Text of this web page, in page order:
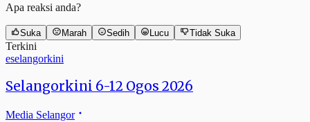
Apa reaksi anda?
Suka Marah Sedih Lucu Tidak Suka
Terkini
eselangorkini
Selangorkini 6-12 Ogos 2026
Media Selangor